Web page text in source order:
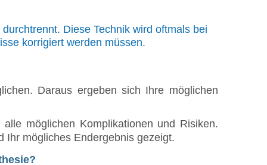
Diese Technik wird oftmals bei
korrigiert werden müssen.
Daraus ergeben sich Ihre möglichen
möglichen Komplikationen und Risiken.
Ihr mögliches Endergebnis gezeigt.